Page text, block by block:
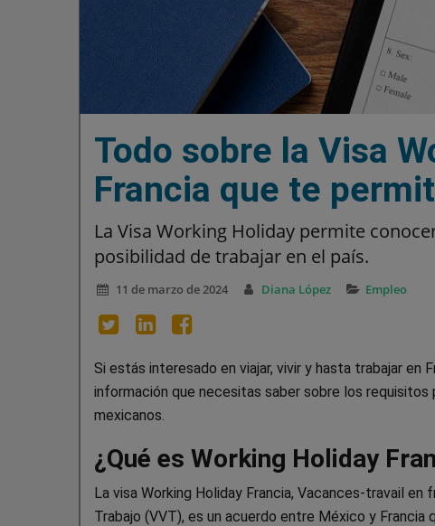
Todo sobre la Visa
Francia que te
La Visa Working Holiday permite
posibilidad de trabajar en el país.
11 de marzo de 2024 Diana López Empleo
Si estás interesado en viajar, vivir y hasta trabajar en
información que necesitas saber sobre los requisitos
mexicanos.
¿Qué es Working Holiday
La visa Working Holiday Francia, Vacances-travail
Trabajo (VVT), es un acuerdo entre México y